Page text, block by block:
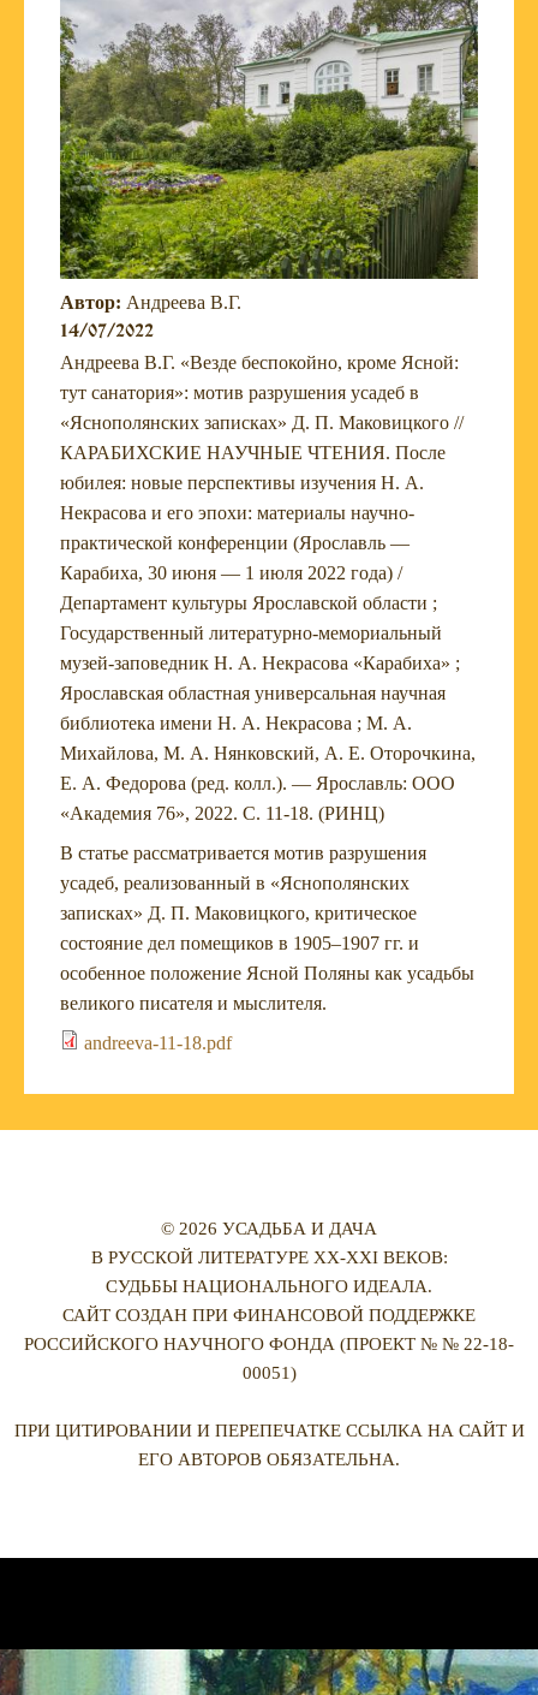
Автор: Андреева В.Г.
14/07/2022
Андреева В.Г. «Везде беспокойно, кроме Ясной:
тут санатория»: мотив разрушения усадеб в
«Яснополянских записках» Д. П. Маковицкого //
КАРАБИХСКИЕ НАУЧНЫЕ ЧТЕНИЯ. После
юбилея: новые перспективы изучения Н. А.
Некрасова и его эпохи: материалы научно-
практической конференции (Ярославль —
Карабиха, 30 июня — 1 июля 2022 года) /
Департамент культуры Ярославской области ;
Государственный литературно-мемориальный
музей-заповедник Н. А. Некрасова «Карабиха» ;
Ярославская областная универсальная научная
библиотека имени Н. А. Некрасова ; М. А.
Михайлова, М. А. Нянковский, А. Е. Оторочкина,
Е. А. Федорова (ред. колл.). — Ярославль: ООО
«Академия 76», 2022. С. 11-18. (РИНЦ)
В статье рассматривается мотив разрушения
усадеб, реализованный в «Яснополянских
записках» Д. П. Маковицкого, критическое
состояние дел помещиков в 1905–1907 гг. и
особенное положение Ясной Поляны как усадьбы
великого писателя и мыслителя.
andreeva-11-18.pdf
© 2026 УСАДЬБА И ДАЧА
В РУССКОЙ ЛИТЕРАТУРЕ XX-XXI ВЕКОВ:
СУДЬБЫ НАЦИОНАЛЬНОГО ИДЕАЛА.
САЙТ СОЗДАН ПРИ ФИНАНСОВОЙ ПОДДЕРЖКЕ
РОССИЙСКОГО НАУЧНОГО ФОНДА (ПРОЕКТ № № 22-18-
00051)
ПРИ ЦИТИРОВАНИИ И ПЕРЕПЕЧАТКЕ ССЫЛКА НА САЙТ И
ЕГО АВТОРОВ ОБЯЗАТЕЛЬНА.